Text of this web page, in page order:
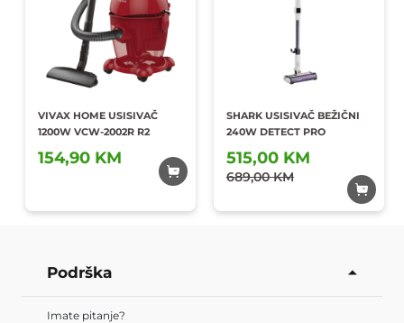
VIVAX HOME USISIVAČ
1200W VCW-2002R R2
154,90 KM
Dodaj u
SHARK USISIVAČ BEŽIČNI
240W DETECT PRO
515,00 KM
689,00 KM
Dodaj u
omiljene
Podrška
Imate pitanje?